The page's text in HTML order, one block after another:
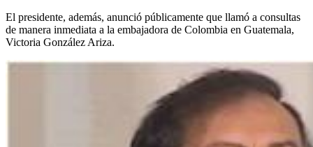
El presidente, además, anunció públicamente que llamó a consultas
de manera inmediata a la embajadora de Colombia en Guatemala,
Victoria González Ariza.